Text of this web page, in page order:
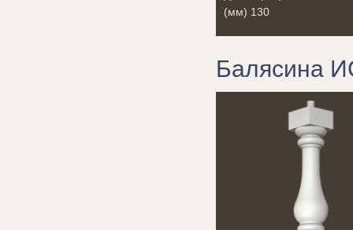
(мм) 130
Балясина